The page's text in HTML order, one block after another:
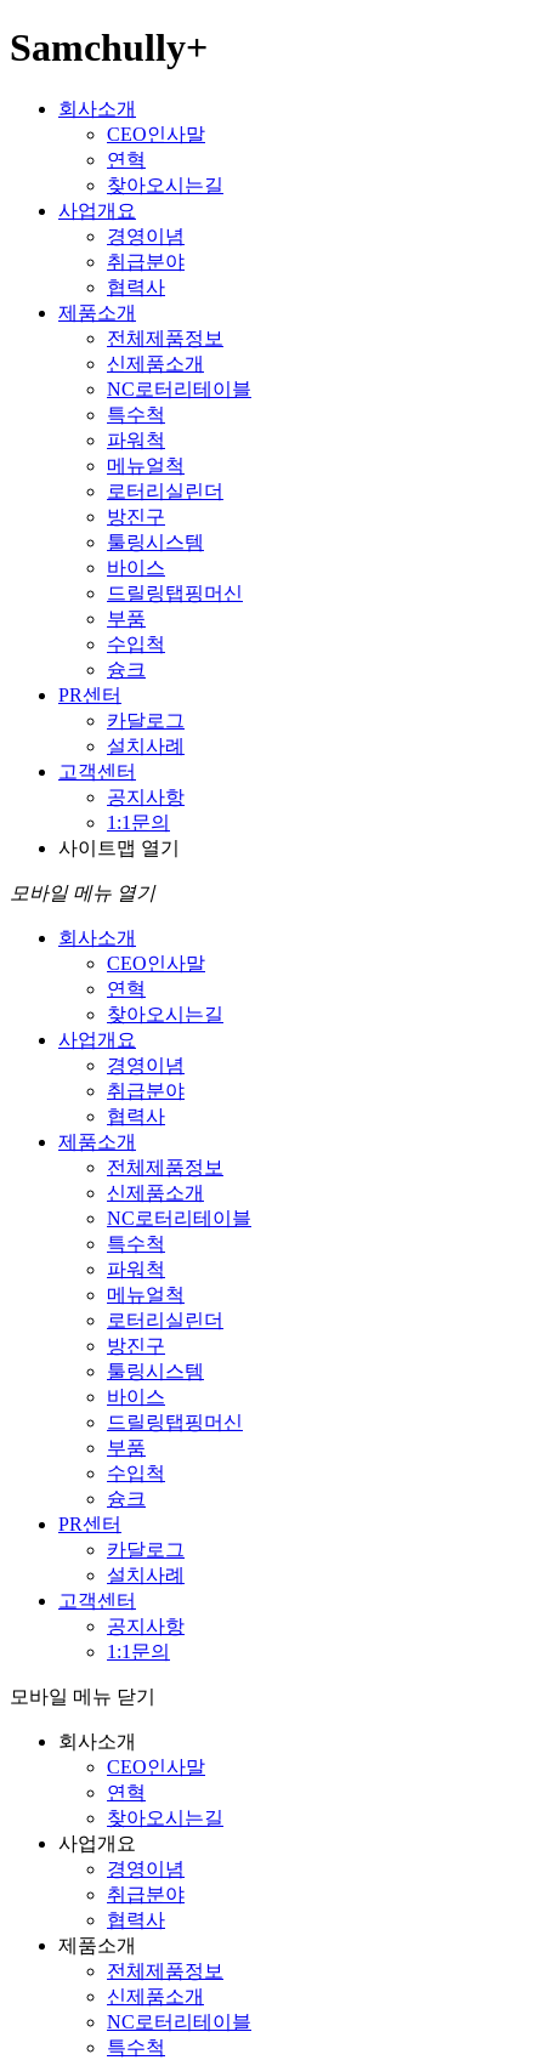
Samchully+
회사소개
CEO인사말
연혁
찾아오시는길
사업개요
경영이념
취급분야
협력사
제품소개
전체제품정보
신제품소개
NC로터리테이블
특수척
파워척
메뉴얼척
로터리실린더
방진구
툴링시스템
바이스
드릴링탭핑머신
부품
수입척
슝크
PR센터
카달로그
설치사례
고객센터
공지사항
1:1문의
사이트맵 열기
모바일 메뉴 열기
회사소개
CEO인사말
연혁
찾아오시는길
사업개요
경영이념
취급분야
협력사
제품소개
전체제품정보
신제품소개
NC로터리테이블
특수척
파워척
메뉴얼척
로터리실린더
방진구
툴링시스템
바이스
드릴링탭핑머신
부품
수입척
슝크
PR센터
카달로그
설치사례
고객센터
공지사항
1:1문의
모바일 메뉴 닫기
회사소개
CEO인사말
연혁
찾아오시는길
사업개요
경영이념
취급분야
협력사
제품소개
전체제품정보
신제품소개
NC로터리테이블
특수척